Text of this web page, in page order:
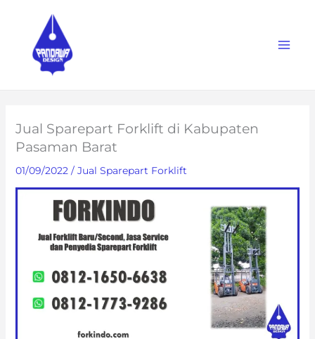
content
Jual Sparepart Forklift di Kabupaten
Pasaman Barat
01/09/2022 / Jual Sparepart Forklift